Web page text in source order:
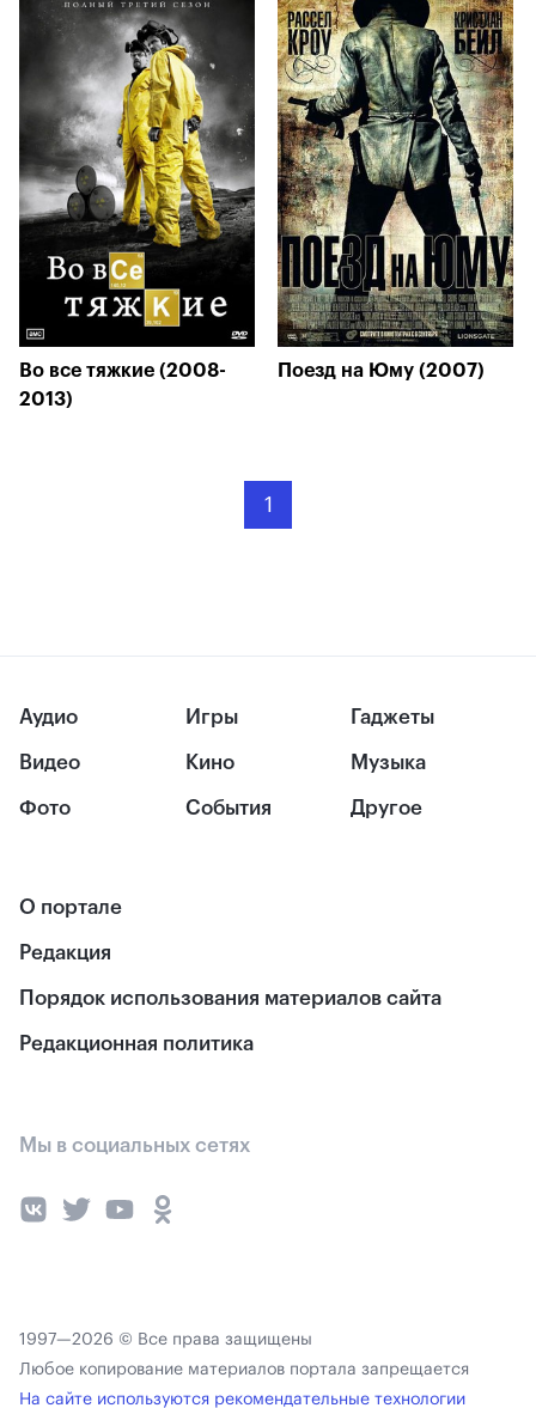
Во все тяжкие (2008-
2013)
Поезд на Юму (2007)
1
Аудио
Видео
Фото
Игры
Кино
События
Гаджеты
Музыка
Другое
О портале
Редакция
Порядок использования материалов сайта
Редакционная политика
Мы в социальных сетях
1997—2026 © Все права защищены
Любое копирование материалов портала запрещается
На сайте используются рекомендательные технологии